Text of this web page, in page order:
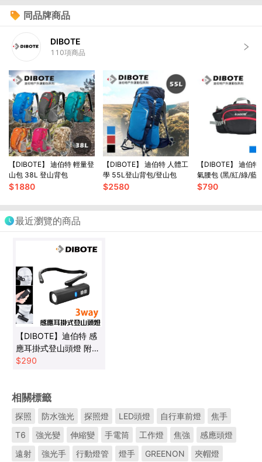
同品牌商品
DIBOTE
110項商品
【DIBOTE】 迪伯特 輕量登
山包 38L 登山背包
$1880
【DIBOTE】 迪伯特 人體工
學 55L登山背包/登山包
$2580
【DIBOTE】 迪伯特 輕便透
氣腰包 (黑/紅/綠/藍)
$790
最近瀏覽的商品
【DIBOTE】迪伯特 感
應耳掛式登山頭燈 附
USB充電線 感應頭燈
$290
相關標籤
探照 防水強光 探照燈 LED頭燈 自行車前燈
焦手
T6
強光變 伸縮變 手電筒 工作燈 焦強
感應頭燈
遠射
強光手 行動燈管 燈手 GREENON 夾帽燈